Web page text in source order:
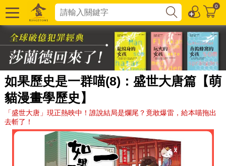
0
如果歷史是一群喵(8)：盛世大唐篇【萌
貓漫畫學歷史】
「盛世大唐」現正熱映中！誰說結局是爛尾？竟敢爆雷，給本喵拖出
去斬了！